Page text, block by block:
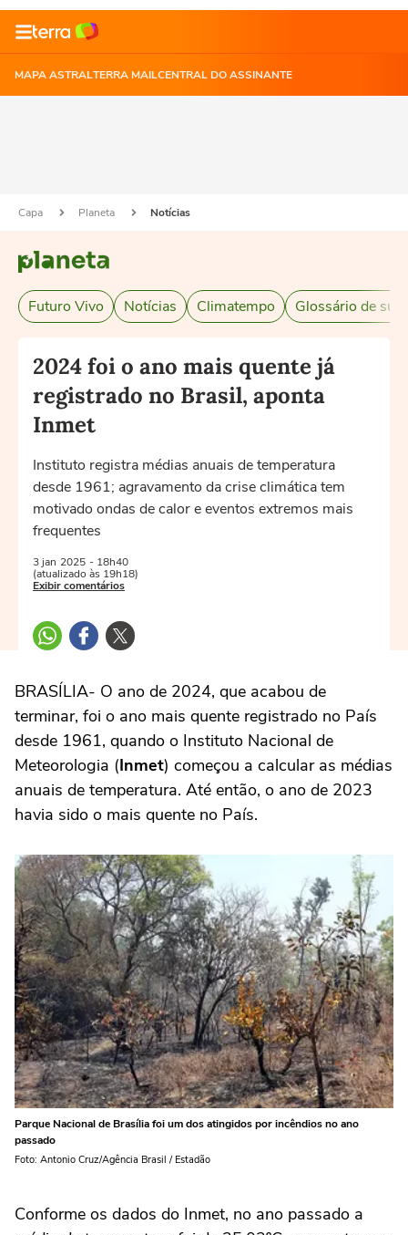
MAPA ASTRALTERRA MAILCENTRAL DO ASSINANTE
Capa Planeta Notícias
Futuro Vivo Notícias Climatempo Glossário de
2024 foi o ano mais quente já
registrado no Brasil, aponta
Inmet
Instituto registra médias anuais de temperatura
desde 1961; agravamento da crise climática tem
motivado ondas de calor e eventos extremos mais
frequentes
3 jan 2025 - 18h40
(atualizado às 19h18)
Exibir comentários
BRASÍLIA- O ano de 2024, que acabou de
terminar, foi o ano mais quente registrado no País
desde 1961, quando o Instituto Nacional de
Meteorologia (Inmet) começou a calcular as médias
anuais de temperatura. Até então, o ano de 2023
havia sido o mais quente no País.
Parque Nacional de Brasília foi um dos atingidos por incêndios no ano
passado
Foto: Antonio Cruz/Agência Brasil / Estadão
Conforme os dados do Inmet, no ano passado a